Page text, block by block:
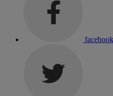
facebook